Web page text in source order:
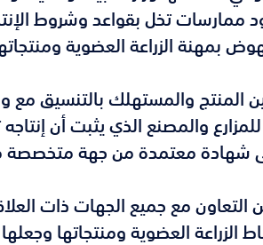
ممارسات تخل بقواعد وشروط
بمهنة الزراعة العضوية
والمستهلك بالتنسيق مع
والمصنع الذي يثبت أن
معتمدة من جهة متخصصة
مع جميع الجهات ذات
الزراعة العضوية ومنتجاتها